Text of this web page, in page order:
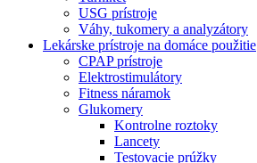
USG prístroje
Váhy, tukomery a analyzátory
Lekárske prístroje na domáce použitie
CPAP prístroje
Elektrostimulátory
Fitness náramok
Glukomery
Kontrolne roztoky
Lancety
Testovacie prúžky